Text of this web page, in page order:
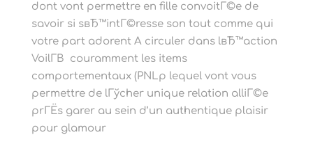
dont vont permettre en fille convoitГ©e de
savoir si sвЂ™intГ©resse son tout comme qui
votre part adorent A circuler dans lвЂ™action
VoilГ­В couramment les items
comportementaux (PNLp lequel vont vous
permettre de lГўcher unique relation alliГ©e
prГЁs garer au sein d’un authentique plaisir
pour glamour